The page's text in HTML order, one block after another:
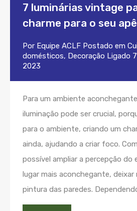
7 luminárias vintage
charme para o seu apê
Por Equipe ACLF Postado em
domésticos, Decoração Ligado
2023
Para um ambiente
iluminação pode ser crucial,
para o ambiente, criando um
ainda, ajudando a criar foco.
possível ampliar a percepção do
lugar mais aconchegante, deixar
pintura das paredes.